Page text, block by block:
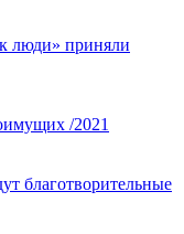
люди» приняли
/2021
благотворительные